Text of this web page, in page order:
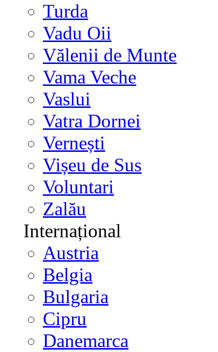
Turda
Vadu Oii
Vălenii de Munte
Vama Veche
Vaslui
Vatra Dornei
Vernești
Vișeu de Sus
Voluntari
Zalău
Internațional
Austria
Belgia
Bulgaria
Cipru
Danemarca